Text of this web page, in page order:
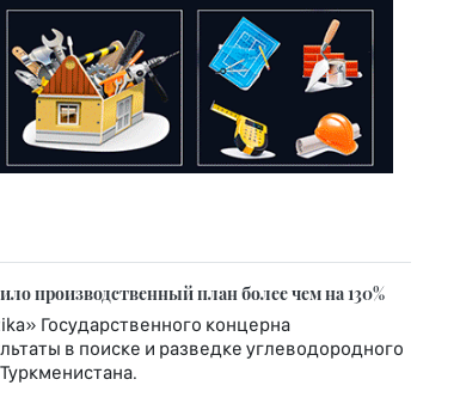
производственный план более чем на 130%
Государственного концерна
в поиске и разведке углеводородного